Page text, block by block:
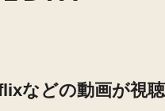
などの動画が視